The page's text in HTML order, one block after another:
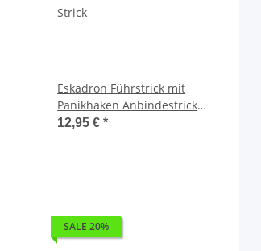
Eskadron Führstrick mit
Panikhaken Anbindestrick
Strick
12,95 €*
SALE 20%